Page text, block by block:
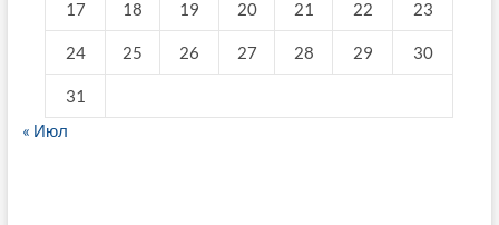
17 18 19 20 21 22 23
24 25 26 27 28 29 30
31
« Июл